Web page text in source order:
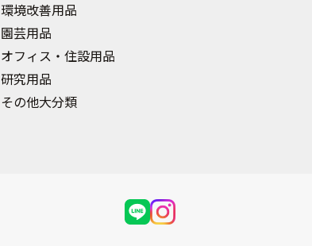
環境改善用品
園芸用品
オフィス・住設用品
研究用品
その他大分類